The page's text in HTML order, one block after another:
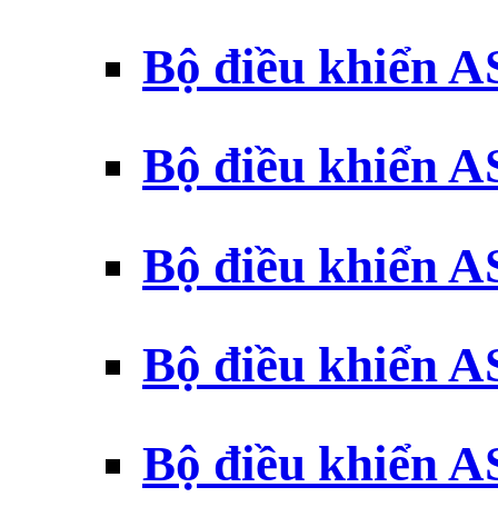
Bộ điều khiển
Bộ điều khiển
Bộ điều khiển
Bộ điều khiển
Bộ điều khiển